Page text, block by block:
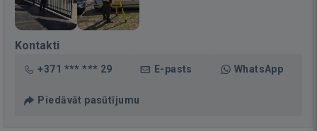
Kontakti
+371 *** *** 29 E-pasts WhatsApp
Piedāvāt pasūtījumu